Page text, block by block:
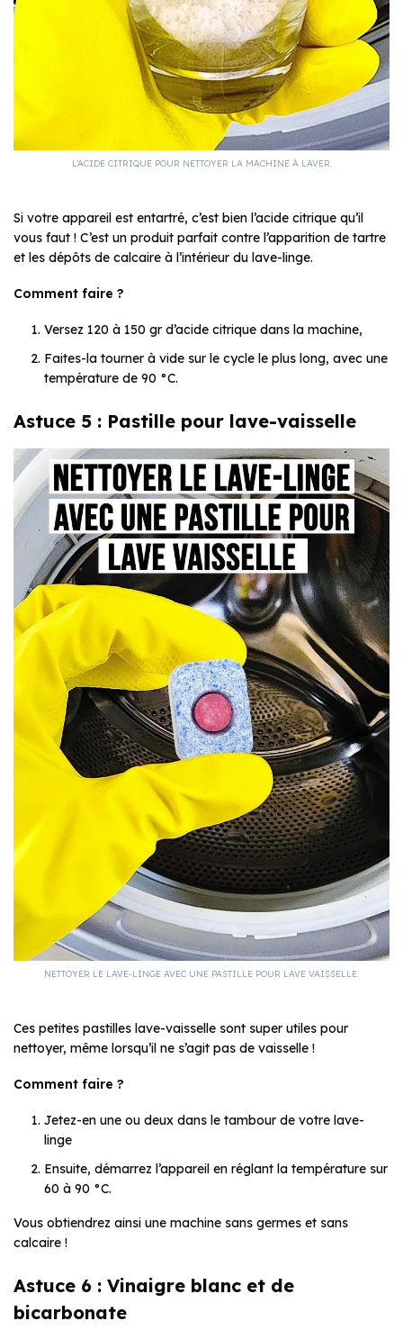
L’ACIDE CITRIQUE POUR NETTOYER LA MACHINE À LAVER.
Si votre appareil est entartré, c’est bien l’acide citrique qu’il
vous faut ! C’est un produit parfait contre l’apparition de tartre
et les dépôts de calcaire à l’intérieur du lave-linge.
Comment faire ?
Versez 120 à 150 gr d’acide citrique dans la machine,
Faites-la tourner à vide sur le cycle le plus long, avec une
température de 90 °C.
Astuce 5 : Pastille pour lave-vaisselle
NETTOYER LE LAVE-LINGE AVEC UNE PASTILLE POUR LAVE VAISSELLE.
Ces petites pastilles lave-vaisselle sont super utiles pour
nettoyer, même lorsqu’il ne s’agit pas de vaisselle !
Comment faire ?
Jetez-en une ou deux dans le tambour de votre lave-
linge
Ensuite, démarrez l’appareil en réglant la température sur
60 à 90 °C.
Vous obtiendrez ainsi une machine sans germes et sans
calcaire !
Astuce 6 : Vinaigre blanc et de
bicarbonate